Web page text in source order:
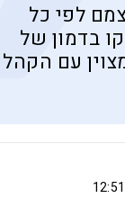
עצמם לפי כל
בדמון של
עם הקהל